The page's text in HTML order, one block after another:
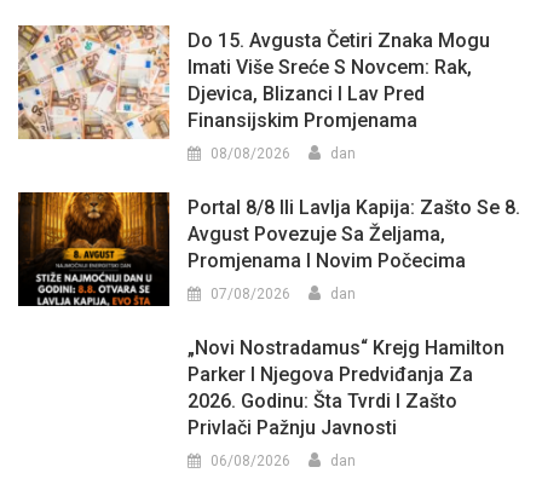
Do 15. Avgusta Četiri Znaka Mogu
Imati Više Sreće S Novcem: Rak,
Djevica, Blizanci I Lav Pred
Finansijskim Promjenama
08/08/2026 dan
Portal 8/8 Ili Lavlja Kapija: Zašto Se 8.
Avgust Povezuje Sa Željama,
Promjenama I Novim Počecima
07/08/2026 dan
„Novi Nostradamus“ Krejg Hamilton
Parker I Njegova Predviđanja Za
2026. Godinu: Šta Tvrdi I Zašto
Privlači Pažnju Javnosti
06/08/2026 dan